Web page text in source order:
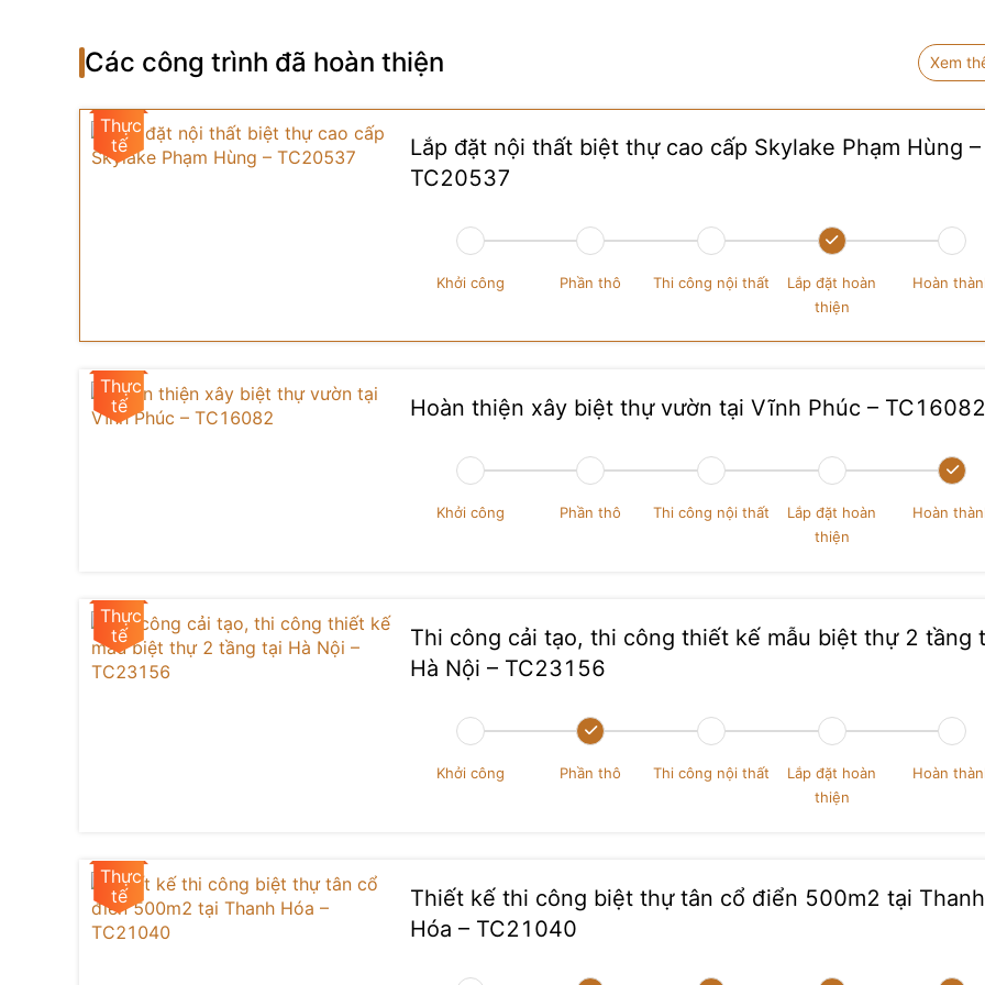
Thi công biệt thự tân cổ điển tại KĐT Vinhome Star City – TC22081
Điểm nhấn nổi bật nhất trong hình ảnh là bộ bàn ăn gỗ tự nhiên kích thước lớn, thiết kế theo phong cách
điển sang trọng. Mặt bàn được xử lý phẳng mịn, đường viền bo cong nhẹ nhàng tạo cảm giác mềm mại
giữ được sự bề thế. Các chi tiết chạm khắc ở phần chân bàn được hoàn thiện khá tinh xảo, không quá
nhưng đủ để tạo điểm nhấn. Đây là minh chứng rõ nét cho chất lượng trong thi công biệt thự tân cổ điển,
đang được bọc nilon bảo vệ – một chi tiết nhỏ nhưng cho thấy công trình vẫn đang trong quá trình lắp đặt
thiện và được bảo quản cẩn thận trước khi bàn giao. Điều này thể hiện sự chuyên nghiệp trong thi công
trọn gói, khi mọi sản phẩm đều được giữ ở trạng thái tốt nhất cho đến phút cuối.
rất đẹp. Các đường vân đá loang tự nhiên mang lại chiều sâu cho không gian, đồng thời tạo cảm giác sang
đặc trưng của thi công nội thất tân cổ điển. Khung viền xung quanh được ốp gỗ với tông màu đồng bộ
ăn, giúp tổng thể không bị rời rạc mà liên kết chặt chẽ về mặt thị giác.
Quan sát kỹ hơn, có thể thấy toàn bộ không gian đang ở giai đoạn “chốt hoàn thiện”. Các đồ nội thất lớn đã
lắp đặt hoàn thiện trong thi công biệt thự trọn gói – nơi mọi thứ được rà soát lần cuối để đảm bảo độ chính
tính đồng bộ trước khi chuyển sang giai đoạn hoàn thành.
Để đi đến bước này, công trình TC22081 đã trải qua đầy đủ 5 giai đoạn thi công. Bắt đầu từ khởi công
chuẩn bị mặt bằng và định vị công trình, tiếp theo là phần thô – giai đoạn tạo nên “bộ khung” vững chắc.
Các công trình đã hoàn thiện Xem
Lắp đặt nội thất biệt thự cao cấp Skylake Phạm Hùng –
TC20537
Khởi công Phần thô Thi công nội thất
Lắp đặt hoàn
thiện
Hoàn
Hoàn thiện xây biệt thự vườn tại Vĩnh Phúc – TC16082
Khởi công Phần thô Thi công nội thất
Lắp đặt hoàn
thiện
Hoàn
Thi công cải tạo, thi công thiết kế mẫu biệt thự 2 tầng
Hà Nội – TC23156
Khởi công Phần thô Thi công nội thất
Lắp đặt hoàn
thiện
Hoàn
Thiết kế thi công biệt thự tân cổ điển 500m2 tại Thanh
Hóa – TC21040